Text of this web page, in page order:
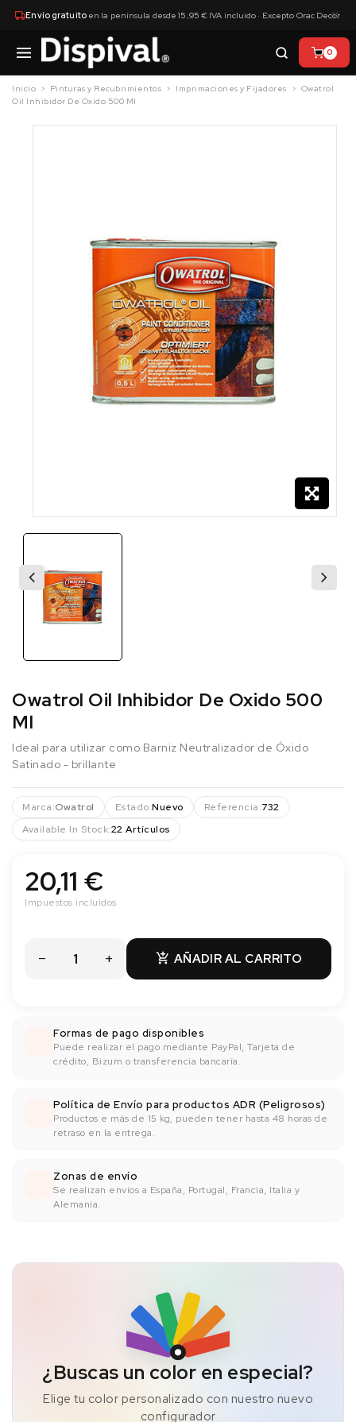
Envío gratuitoen la península desde 15,95 € IVA incluido · Excepto Orac Decor
×
0
Inicio Pinturas y Recubrimientos Imprimaciones y Fijadores
Owatrol
Oil Inhibidor De Oxido 500 Ml
Owatrol Oil Inhibidor De Oxido 500
Ml
Ideal para utilizar como Barniz Neutralizador de Óxido
Satinado - brillante
Marca:Owatrol Estado:Nuevo Referencia:732
Available In Stock:22 Artículos
20,11 €
Impuestos incluidos
 AÑADIR AL CARRITO
Formas de pago disponibles
Puede realizar el pago mediante PayPal, Tarjeta de
crédito, Bizum o transferencia bancaría.
Política de Envío para productos ADR (Peligrosos)
Productos e más de 15 kg, pueden tener hasta 48 horas de
retraso en la entrega.
Zonas de envío
Se realizan envíos a España, Portugal, Francia, Italia y
Alemania.
¿Buscas un color en especial?
Elige tu color personalizado con nuestro nuevo
configurador